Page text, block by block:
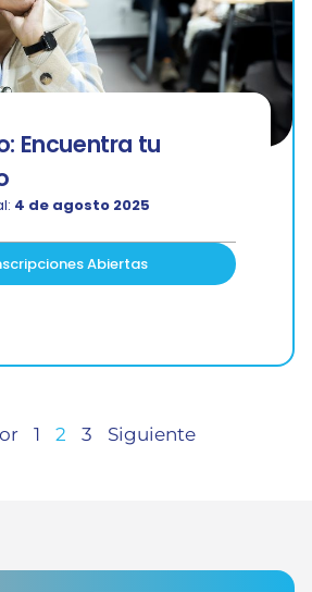
Encuentra tu
4 de agosto 2025
Abiertas
1 2 3 Siguiente